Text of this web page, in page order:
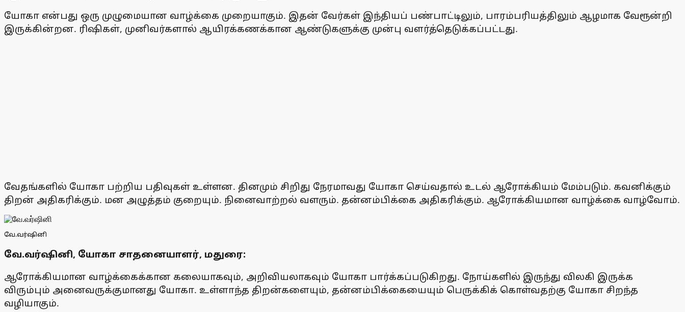
யோகா என்பது ஒரு முழுமையான வாழ்க்கை முறையாகும். இதன் வேர்கள் இந்தியப் பண்பாட்டிலும், பாரம்பரியத்திலும் ஆழமாக வேரூன்றி
இருக்கின்றன. ரிஷிகள், முனிவர்களால் ஆயிரக்கணக்கான ஆண்டுகளுக்கு முன்பு வளர்த்தெடுக்கப்பட்டது.
வேதங்களில் யோகா பற்றிய பதிவுகள் உள்ளன. தினமும் சிறிது நேரமாவது யோகா செய்வதால் உடல் ஆரோக்கியம் மேம்படும். கவனிக்கும்
திறன் அதிகரிக்கும். மன அழுத்தம் குறையும். நினைவாற்றல் வளரும். தன்னம்பிக்கை அதிகரிக்கும். ஆரோக்கியமான வாழ்க்கை வாழ்வோம்.
வே.வர்ஷினி
வே.வர்ஷினி, யோகா சாதனையாளர், மதுரை:
ஆரோக்கியமான வாழ்க்கைக்கான கலையாகவும், அறிவியலாகவும் யோகா பார்க்கப்படுகிறது. நோய்களில் இருந்து விலகி இருக்க
விரும்பும் அனைவருக்குமானது யோகா. உள்ளாந்த திறன்களையும், தன்னம்பிக்கையையும் பெருக்கிக் கொள்வதற்கு யோகா சிறந்த
வழியாகும்.